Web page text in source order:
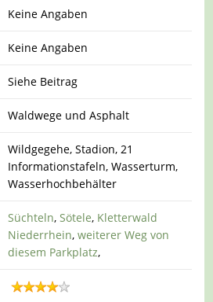
Keine Angaben
Keine Angaben
Siehe Beitrag
Waldwege und Asphalt
Wildgegehe, Stadion, 21
Informationstafeln, Wasserturm,
Wasserhochbehälter
Süchteln,Sötele, Kletterwald
Niederrhein,weiterer Weg von
diesem Parkplatz,